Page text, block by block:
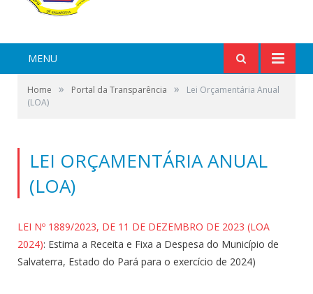
MENU
Home » Portal da Transparência »
Lei Orçamentária Anual
(LOA)
LEI ORÇAMENTÁRIA ANUAL
(LOA)
LEI Nº 1889/2023, DE 11 DE DEZEMBRO DE 2023 (LOA
2024): Estima a Receita e Fixa a Despesa do Município de
Salvaterra, Estado do Pará para o exercício de 2024)